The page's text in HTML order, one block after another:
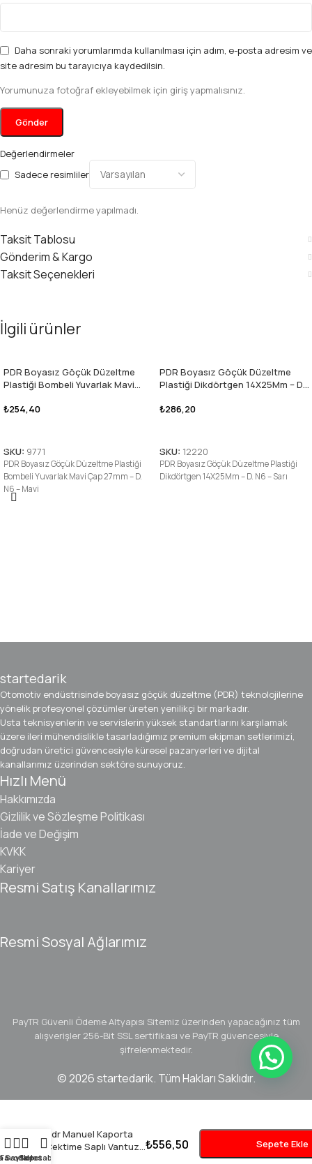
Değerlendirmeler
Sadece resimliler
Henüz değerlendirme yapılmadı.
Daha sonraki yorumlarımda kullanılması için adım, e-posta adresim ve
site adresim bu tarayıcıya kaydedilsin.
Yorumunuza fotoğraf ekleyebilmek için giriş yapmalısınız.
Taksit Tablosu
Gönderim & Kargo
Taksit Seçenekleri
İlgili ürünler
PDR Boyasız Göçük Düzeltme
Plastiği Bombeli Yuvarlak Mavi
₺254,40
SKU: 9771
PDR Boyasız Göçük Düzeltme Plastiği
Bombeli Yuvarlak Mavi Çap 27mm – D.
N6 – Mavi
PDR Boyasız Göçük Düzeltme
Plastiği Dikdörtgen 14X25Mm – D.
₺286,20
SKU: 12220
PDR Boyasız Göçük Düzeltme Plastiği
Dikdörtgen 14X25Mm – D. N6 – Sarı
startedarik
Otomotiv endüstrisinde boyasız göçük düzeltme (PDR) teknolojilerine
yönelik profesyonel çözümler üreten yenilikçi bir markadır.
Usta teknisyenlerin ve servislerin yüksek standartlarını karşılamak
üzere ileri mühendislikle tasarladığımız premium ekipman setlerimizi,
doğrudan üretici güvencesiyle küresel pazaryerleri ve dijital
kanallarımız üzerinden sektöre sunuyoruz.
Hızlı Menü
Hakkımızda
Gizlilik ve Sözleşme Politikası
İade ve Değişim
KVKK
Kariyer
Resmi Satış Kanallarımız
Resmi Sosyal Ağlarımız
PayTR Güvenli Ödeme Altyapısı Sitemiz üzerinden yapacağınız tüm
alışverişler 256-Bit SSL sertifikası ve PayTR güvencesiyle
şifrelenmektedir.
© 2026 startedarik. Tüm Hakları Saklıdır.
Sayfa
Favoriler
Sepet
Hesabım
Pdr Manuel Kaporta
Çektime Saplı Vantuz
100Mm
₺556,50 Sepete Ekle